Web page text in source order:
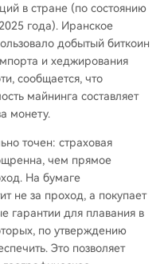
в стране (по состоянию
года). Иранское
добытый биткоин
и хеджирования
сообщается, что
майнинга составляет
монету.
точен: страховая
чем прямое
На бумаге
не за проход, а покупает
гарантии для плавания в
по утверждению
Это позволяет